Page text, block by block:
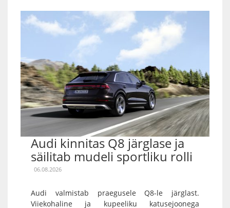
Audi kinnitas Q8 järglase ja
säilitab mudeli sportliku rolli
06.08.2026
Audi valmistab praegusele Q8-le järglast.
Viiekohaline ja kupeeliku katusejoonega